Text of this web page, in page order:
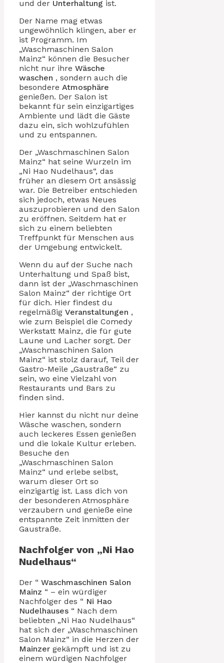
und der Unterhaltung ist.
Der Name mag etwas
ungewöhnlich klingen, aber er
ist Programm. Im
„Waschmaschinen Salon
Mainz“ können die Besucher
nicht nur ihre Wäsche
waschen , sondern auch die
besondere Atmosphäre
genießen. Der Salon ist
bekannt für sein einzigartiges
Ambiente und lädt die Gäste
dazu ein, sich wohlzufühlen
und zu entspannen.
Der „Waschmaschinen Salon
Mainz“ hat seine Wurzeln im
„Ni Hao Nudelhaus“, das
früher an diesem Ort ansässig
war. Die Betreiber entschieden
sich jedoch, etwas Neues
auszuprobieren und den Salon
zu eröffnen. Seitdem hat er
sich zu einem beliebten
Treffpunkt für Menschen aus
der Umgebung entwickelt.
Wenn du auf der Suche nach
Unterhaltung und Spaß bist,
dann ist der „Waschmaschinen
Salon Mainz“ der richtige Ort
für dich. Hier findest du
regelmäßig Veranstaltungen ,
wie zum Beispiel die Comedy
Werkstatt Mainz, die für gute
Laune und Lacher sorgt. Der
„Waschmaschinen Salon
Mainz“ ist stolz darauf, Teil der
Gastro-Meile „Gaustraße“ zu
sein, wo eine Vielzahl von
Restaurants und Bars zu
finden sind.
Hier kannst du nicht nur deine
Wäsche waschen, sondern
auch leckeres Essen genießen
und die lokale Kultur erleben.
Besuche den
„Waschmaschinen Salon
Mainz“ und erlebe selbst,
warum dieser Ort so
einzigartig ist. Lass dich von
der besonderen Atmosphäre
verzaubern und genieße eine
entspannte Zeit inmitten der
Gaustraße.
Nachfolger von „Ni Hao
Nudelhaus“
Der “ Waschmaschinen Salon
Mainz “ – ein würdiger
Nachfolger des “ Ni Hao
Nudelhauses “ Nach dem
beliebten „Ni Hao Nudelhaus“
hat sich der „Waschmaschinen
Salon Mainz“ in die Herzen der
Mainzer gekämpft und ist zu
einem würdigen Nachfolger